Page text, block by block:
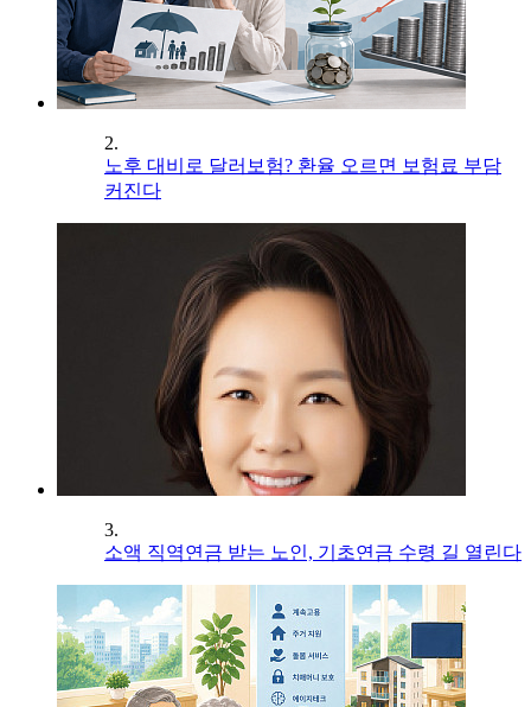
2.
노후 대비로 달러보험? 환율 오르면 보험료 부담
커진다
3.
소액 직역연금 받는 노인, 기초연금 수령 길 열린다